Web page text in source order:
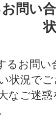
問い
るお問
状況でご
なご迷